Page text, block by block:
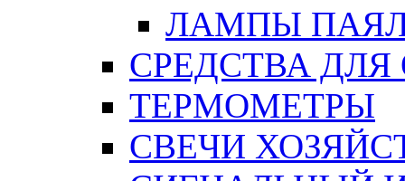
ЛАМПЫ
СРЕДСТВА
ТЕРМОМЕТРЫ
СВЕЧИ